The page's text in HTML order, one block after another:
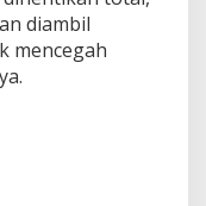
diambil
mencegah